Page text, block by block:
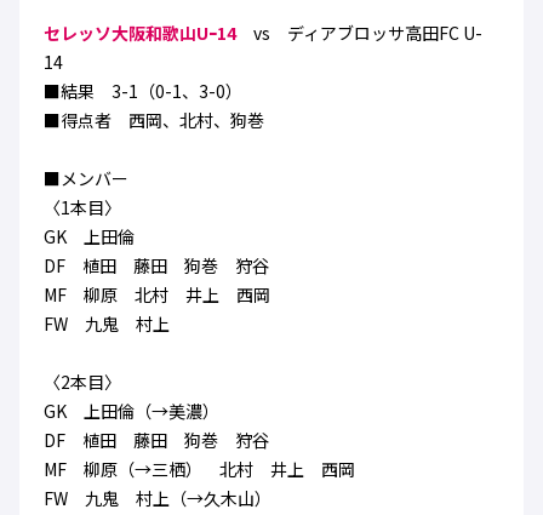
ガールズU-15
西U-15 和歌山U-15
U-12
U-18 U-15
西U-15
ガールズU-15
SELECTION
セレクション
アカデミー
セレクション
フィロソフィー
ハナサカクラブ
セレッソ大阪和歌山Uｰ14vs ディアブロッサ高田FC U-
14
■結果 3-1（0-1、3-0）
■得点者 西岡、北村、狗巻
■メンバー
〈1本目〉
GK 上田倫
DF 植田 藤田 狗巻 狩谷
MF 柳原 北村 井上 西岡
FW 九鬼 村上
〈2本目〉
GK 上田倫（→美濃）
DF 植田 藤田 狗巻 狩谷
MF 柳原（→三栖） 北村 井上 西岡
FW 九鬼 村上（→久木山）